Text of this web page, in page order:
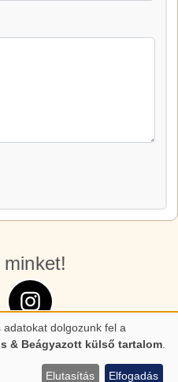
dolgozunk fel a
& Beágyazott külső tartalom
Elutasítás Elfogadás